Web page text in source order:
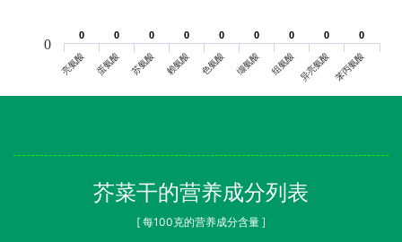
0
0 0
0 0
0 0
0 0
0 0
0 0
0 0
0 0
0
亮氨酸 蛋氨酸 苏氨酸 赖氨酸 色氨酸 缬氨酸 组氨酸 异亮氨酸苯丙氨酸
0
芥菜干的营养成分列表
[ 每100克的营养成分含量 ]